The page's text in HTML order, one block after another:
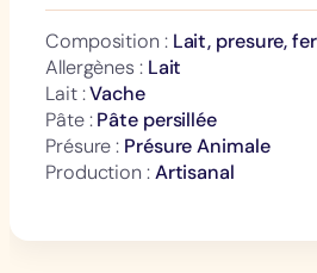
Composition : Lait, presure,
Allergènes : Lait
Lait :Vache
Pâte : Pâte persillée
Présure : Présure Animale
Production :Artisanal